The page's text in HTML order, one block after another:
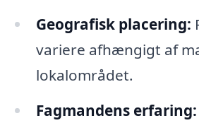
Geografisk placering:
variere afhængigt af
lokalområdet.
Fagmandens erfaring: